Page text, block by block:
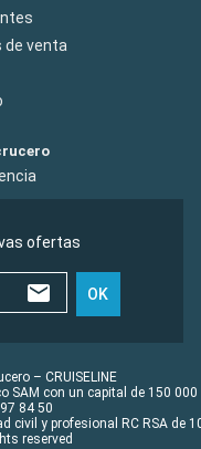
de venta
ofertas
OK
– CRUISELINE
SAM con un capital de 150 000
84 50
civil y profesional RC RSA de
reserved